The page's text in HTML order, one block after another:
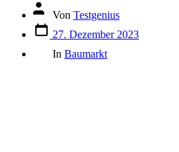
Autor
Beitrags
Von Testgenius
Datum
des
Beitrags
27. Dezember 2023
In Baumarkt